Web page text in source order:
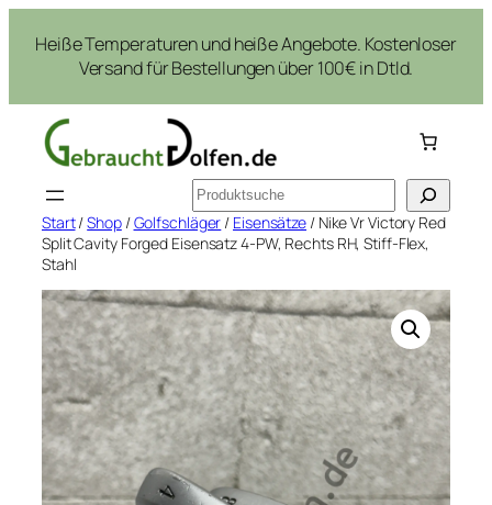
Inhalt
springen
Heiße Temperaturen und heiße Angebote. Kostenloser
Versand für Bestellungen über 100€ in Dtld.
Suchen
Start/Shop/Golfschläger / Eisensätze / Nike Vr Victory Red
Split Cavity Forged Eisensatz 4-PW, Rechts RH, Stiff-Flex,
Stahl